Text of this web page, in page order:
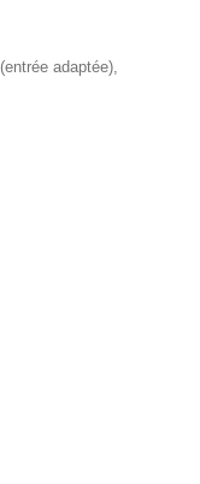
(entrée adaptée),